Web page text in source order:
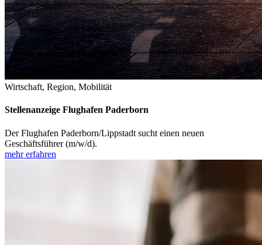
Wirtschaft, Region, Mobilität
Stellenanzeige Flughafen Paderborn
Der Flughafen Paderborn/Lippstadt sucht einen neuen
Geschäftsführer (m/w/d).
mehr erfahren